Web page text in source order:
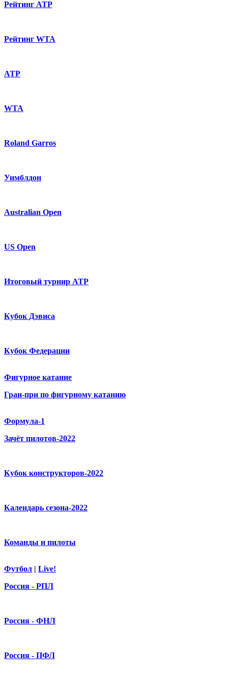
Рейтинг ATP
Рейтинг WTA
ATP
WTA
Roland Garros
Уимблдон
Australian Open
US Open
Итоговый турнир ATP
Кубок Дэвиса
Кубок Федерации
Фигурное катание
Гран-при по фигурному катанию
Формула-1
Зачёт пилотов-2022
Кубок конструкторов-2022
Календарь сезона-2022
Команды и пилоты
Футбол | Live!
Россия - РПЛ
Россия - ФНЛ
Россия - ПФЛ